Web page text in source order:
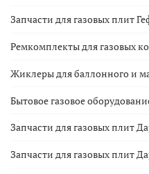
Запчасти для газовых плит
Ремкомплекты для газовых
Жиклеры для баллонного и
Бытовое газовое
Запчасти для газовых плит
Запчасти для газовых плит